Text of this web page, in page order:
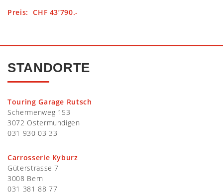
Preis: CHF 43’790.-
STANDORTE
Touring Garage Rutsch
Schermenweg 153
3072 Ostermundigen
031 930 03 33
Carrosserie Kyburz
Güterstrasse 7
3008 Bern
031 381 88 77